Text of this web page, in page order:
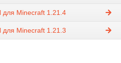
для Minecraft 1.21.4
для Minecraft 1.21.3